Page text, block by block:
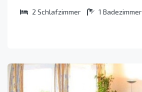
2 Schlafzimmer 1 Badezimmer